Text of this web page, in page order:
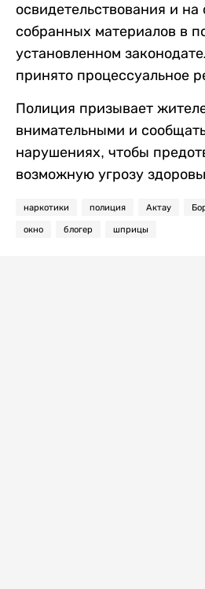
освидетельствования и на
собранных материалов в
установленном
принято процессуальное
Полиция призывает
внимательными и
нарушениях, чтобы
возможную угрозу
наркотики полиция Актау
окно блогер шприцы